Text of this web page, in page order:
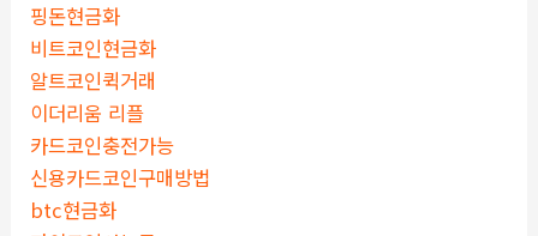
핑돈현금화
비트코인현금화
알트코인퀵거래
이더리움 리플
카드코인충전가능
신용카드코인구매방법
btc현금화